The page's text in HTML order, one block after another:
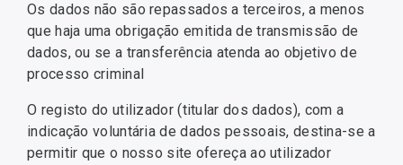
Os dados não são repassados a terceiros, a menos
que haja uma obrigação emitida de transmissão de
dados, ou se a transferência atenda ao objetivo de
processo criminal
O registo do utilizador (titular dos dados), com a
indicação voluntária de dados pessoais, destina-se a
permitir que o nosso site ofereça ao utilizador